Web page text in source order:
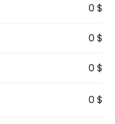
0 $
0 $
0 $
0 $